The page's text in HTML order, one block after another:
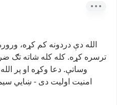
الله دې دردونه کم کړه،
ترسره کړه. کله کله شاته تګ
وساتې. دعا وکړه او پر الله
امنیت اولیت دی - ښايي